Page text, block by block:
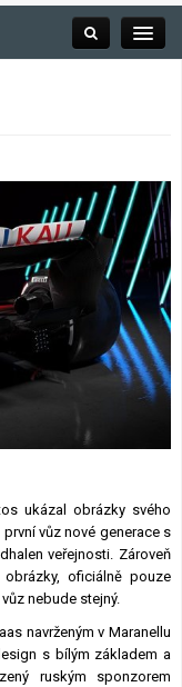
Závodní série
Kalendář F1
Výsledky F1
Týmy a jezdci F1
Lexikon F1
ukázal obrázky svého
vůz nové generace s
veřejnosti. Zároveň
oficiálně pouze
nebude stejný.
navrženým v Maranellu
s bílým základem a
ruským sponzorem